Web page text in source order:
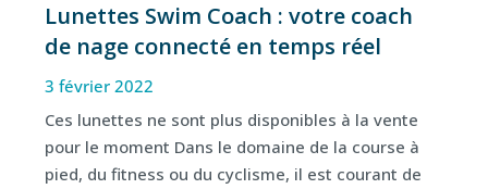
Lunettes Swim Coach : votre coach
de nage connecté en temps réel
3 février 2022
Ces lunettes ne sont plus disponibles à la vente
pour le moment Dans le domaine de la course à
pied, du fitness ou du cyclisme, il est courant de